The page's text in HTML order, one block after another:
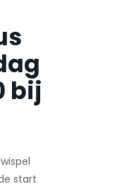
bij
start